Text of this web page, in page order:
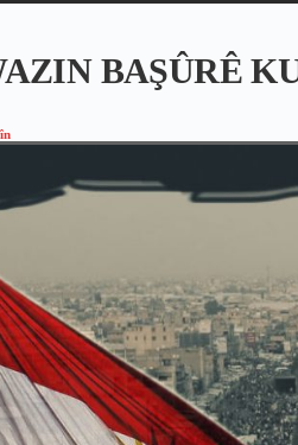
BAŞÛRÊ